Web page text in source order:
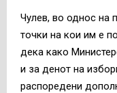
Чулев, во однос на
точки на кои им е
дека како
и за денот на
распоредени